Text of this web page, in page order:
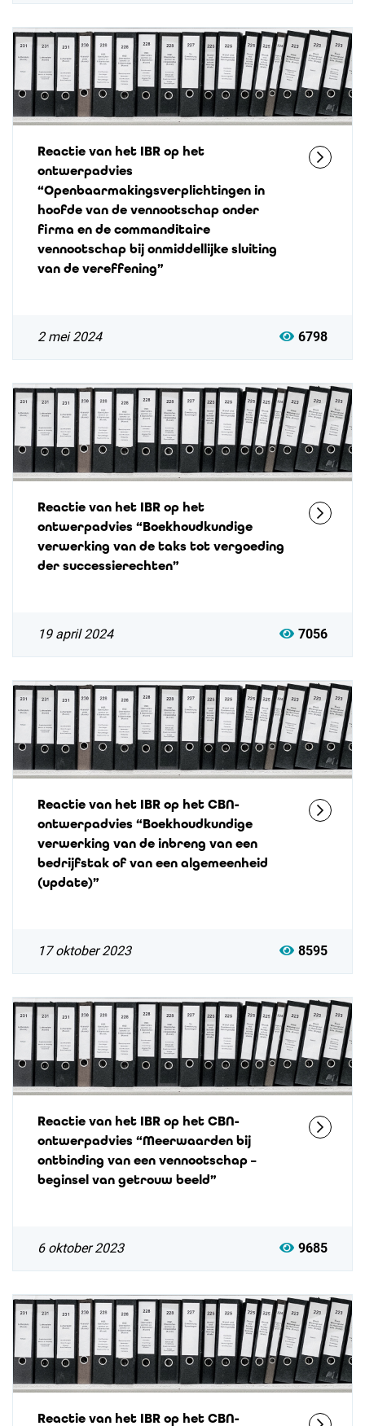
Reactie van het IBR op het
ontwerpadvies
“Openbaarmakingsverplichtingen in
hoofde van de vennootschap onder
firma en de commanditaire
vennootschap bij onmiddellijke sluiting
van de vereffening”
2 mei 2024 6798
Reactie van het IBR op het
ontwerpadvies “Boekhoudkundige
verwerking van de taks tot vergoeding
der successierechten”
19 april 2024 7056
Reactie van het IBR op het CBN-
ontwerpadvies “Boekhoudkundige
verwerking van de inbreng van een
bedrijfstak of van een algemeenheid
(update)”
17 oktober 2023 8595
Reactie van het IBR op het CBN-
ontwerpadvies “Meerwaarden bij
ontbinding van een vennootschap –
beginsel van getrouw beeld”
6 oktober 2023 9685
Reactie van het IBR op het CBN-